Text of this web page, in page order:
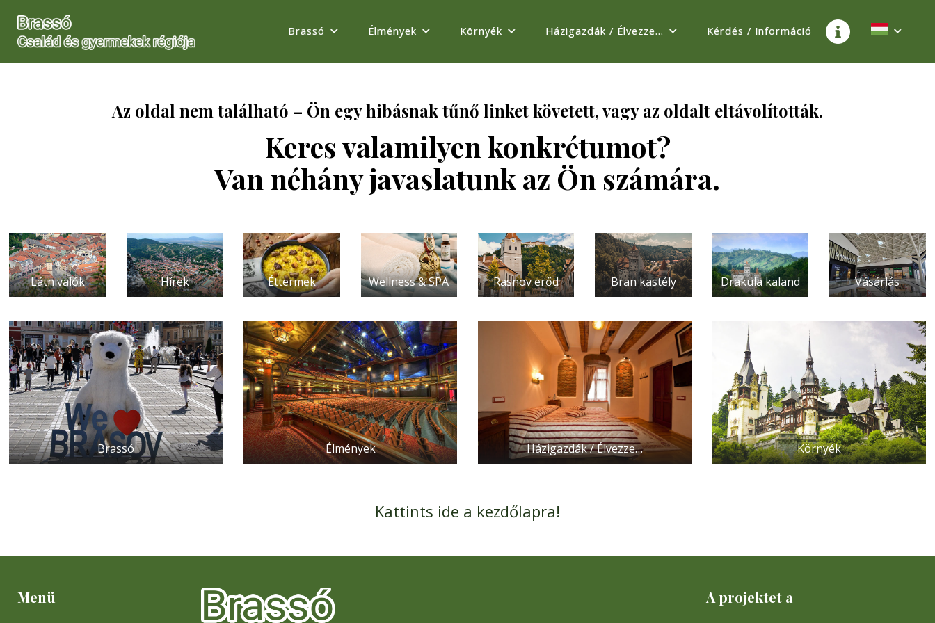
Brassó Élmények Környék Házigazdák / Élvezze… Kérdés / Információ
Az oldal nem található – Ön egy hibásnak tűnő linket követett, vagy az oldalt eltávolították.
Keres valamilyen konkrétumot?
Van néhány javaslatunk az Ön számára.
Látnivalók Hírek Éttermek Wellness & SPA Rasnov erőd Bran kastély Drakula kaland Vásárlás
Brassó Élmények Házigazdák / Élvezze… Környék
Kattints ide a kezdőlapra!
Menü A projektet a